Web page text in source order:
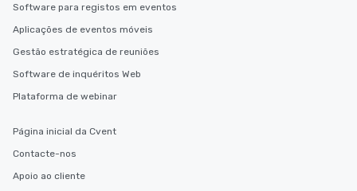
Software para registos em eventos
Aplicações de eventos móveis
Gestão estratégica de reuniões
Software de inquéritos Web
Plataforma de webinar
Página inicial da Cvent
Contacte-nos
Apoio ao cliente